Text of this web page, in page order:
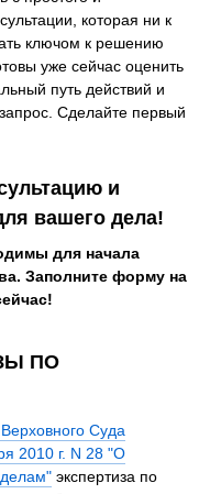
которая ни к
ключом к решению
уже сейчас оценить
путь действий и
Сделайте первый
и
вашего дела!
для начала
Заполните форму на
ПО
Суда
2010 г. N 28 "О
экспертиза по